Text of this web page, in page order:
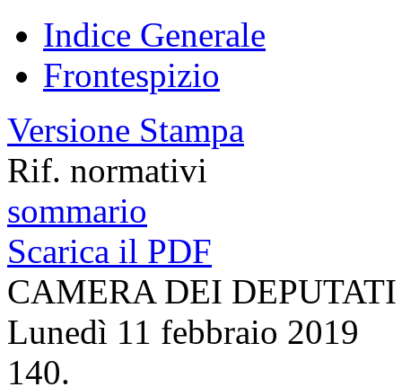
Indice Generale
Frontespizio
Versione Stampa
Rif. normativi
sommario
Scarica il PDF
CAMERA DEI DEPUTATI
Lunedì 11 febbraio 2019
140.